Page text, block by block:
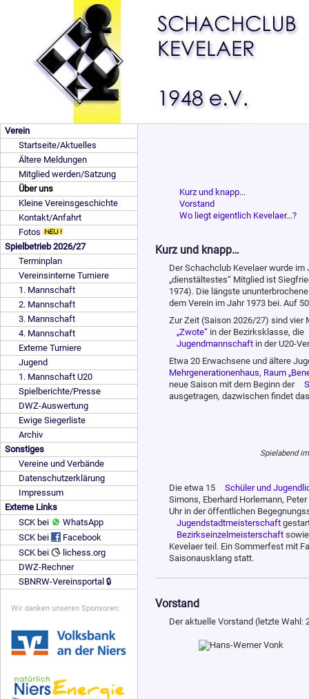
Verein
Startseite/Aktuelles
Ältere Meldungen
Mitglied werden/Satzung
Über uns
Kleine Vereinsgeschichte
Kontakt/Anfahrt
Fotos
Spielbetrieb 2026/27
Terminplan
Vereinsinterne Turniere
1. Mannschaft
2. Mannschaft
3. Mannschaft
4. Mannschaft
Externe Turniere
Jugend
1. Mannschaft U20
Spielberichte/Presse
DWZ-Auswertung
Ewige Siegerliste
Archiv
Sonstiges
Vereine und Verbände
Datenschutzerklärung
Impressum
Externe Links
SCK bei
WhatsApp
SCK bei
Facebook
SCK bei
lichess.org
DWZ-Rechner
SBNRW-Vereinsportal 🔒
Wir danken unseren Sponsoren:
Kurz und knapp...
Vorstand
Wo liegt eigentlich Kevelaer…?
Kurz und knapp…
Der Schachclub Kevelaer wurde
„dienstältestes“ Mitglied ist
1974). Die längste
dem Verein im Jahr 1973 bei. Auf
Zur Zeit (Saison 2026/27) sind
„Zwote“ in der Bezirksklasse, die
Jugendmannschaft in der U20-
Etwa 20 Erwachsene und ältere
Mehrgenerationenhaus, Raum
neue Saison mit dem Beginn der
ausgetragen, dazwischen findet
Spielabend
Die etwa 15
Schüler und
Simons, Eberhard Horlemann,
Uhr in der öffentlichen
Jugendstadtmeisterschaft
Bezirkseinzelmeisterschaft
Kevelaer teil. Ein Sommerfest mit
Saisonausklang statt.
Vorstand
Der aktuelle Vorstand (letzte